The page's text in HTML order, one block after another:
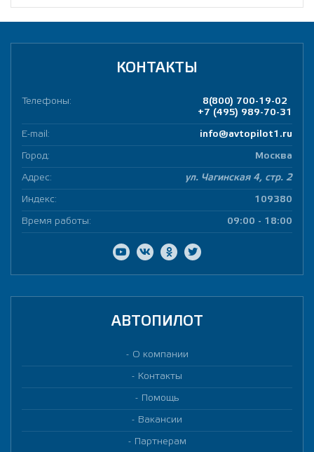
КОНТАКТЫ
Телефоны:
8(800) 700-19-02
+7 (495) 989-70-31
E-mail: info@avtopilot1.ru
Город: Москва
Адрес: ул. Чагинская 4, стр. 2
Индекс: 109380
Время работы: 09:00 - 18:00
АВТОПИЛОТ
О компании
Контакты
Помощь
Вакансии
Партнерам